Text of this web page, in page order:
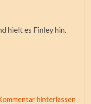
hielt es Finley hin.
hinterlassen